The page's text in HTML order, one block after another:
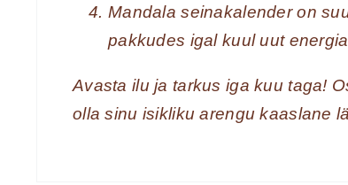
Mandala seinakalender on
pakkudes igal kuul uut
Avasta ilu ja tarkus iga kuu taga!
olla sinu isikliku arengu kaaslane